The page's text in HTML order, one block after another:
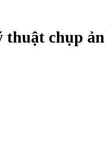
chụp